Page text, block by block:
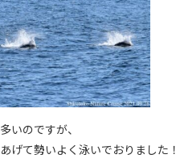
いのですが、
げて勢いよく泳いでおりました！